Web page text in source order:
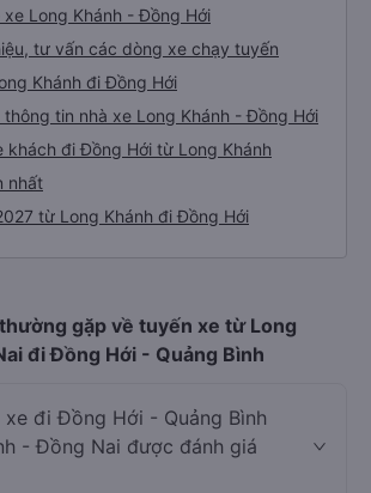
xe Long Khánh - Đồng Hới
tư vấn các dòng xe chạy tuyến
Khánh đi Đồng Hới
tin nhà xe Long Khánh - Đồng Hới
khách đi Đồng Hới từ Long Khánh
nhất
từ Long Khánh đi Đồng Hới
gặp về tuyến xe từ Long
đi Đồng Hới - Quảng Bình
xe đi Đồng Hới - Quảng Bình
- Đồng Nai được đánh giá